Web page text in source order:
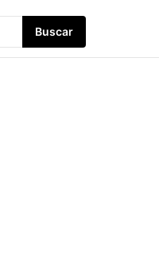
Buscar